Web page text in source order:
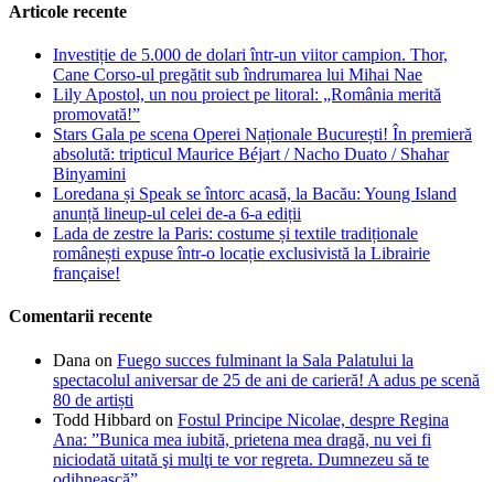
Articole recente
Investiție de 5.000 de dolari într-un viitor campion. Thor,
Cane Corso-ul pregătit sub îndrumarea lui Mihai Nae
Lily Apostol, un nou proiect pe litoral: „România merită
promovată!”
Stars Gala pe scena Operei Naționale București! În premieră
absolută: tripticul Maurice Béjart / Nacho Duato / Shahar
Binyamini
Loredana și Speak se întorc acasă, la Bacău: Young Island
anunță lineup-ul celei de-a 6-a ediții
Lada de zestre la Paris: costume și textile tradiționale
românești expuse într-o locație exclusivistă la Librairie
française!
Comentarii recente
Dana on Fuego succes fulminant la Sala Palatului la
spectacolul aniversar de 25 de ani de carieră! A adus pe scenă
80 de artiști
Todd Hibbard on Fostul Principe Nicolae, despre Regina
Ana: ”Bunica mea iubită, prietena mea dragă, nu vei fi
niciodată uitată şi mulţi te vor regreta. Dumnezeu să te